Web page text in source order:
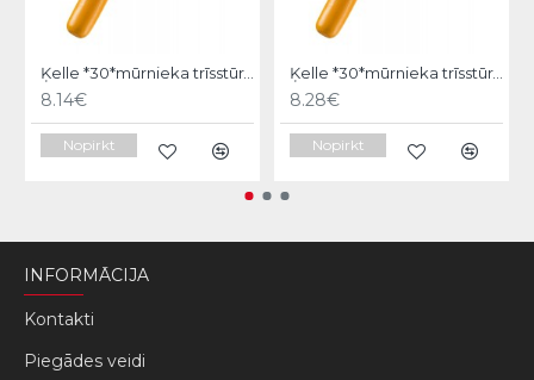
Ķelle *30*mūrnieka trīsstūra 18cm, Hardy
8.14€
Nopirkt
Ķelle *30*mūrnieka trīsstūra 20cm, Hardy
8.28€
Nopirkt
INFORMĀCIJA
Kontakti
Piegādes veidi